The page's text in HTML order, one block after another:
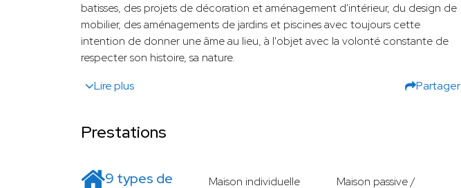
batisses, des projets de décoration et aménagement d'intérieur, du design de
mobilier, des aménagements de jardins et piscines avec toujours cette
intention de donner une âme au lieu, à l'objet avec la volonté constante de
respecter son histoire, sa nature.
Lire plus
Partager
Prestations
9 types de
Maison individuelle
Maison passive /